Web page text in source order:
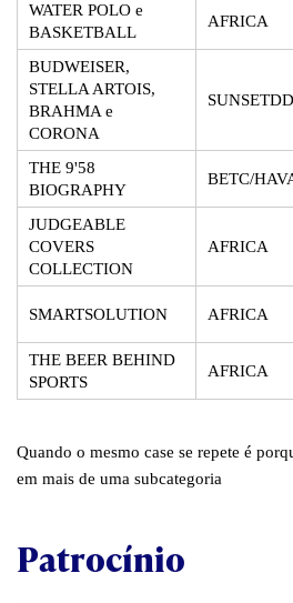
WATER POLO e
BASKETBALL
AFRICA
BUDWEISER,
STELLA ARTOIS,
BRAHMA e
CORONA
THE 9'58
BIOGRAPHY
BETC/
JUDGEABLE
COVERS
COLLECTION
AFRICA
SMARTSOLUTION AFRICA
THE BEER BEHIND
SPORTS
AFRICA
Quando o mesmo case se repete é
em mais de uma subcategoria
Patrocínio